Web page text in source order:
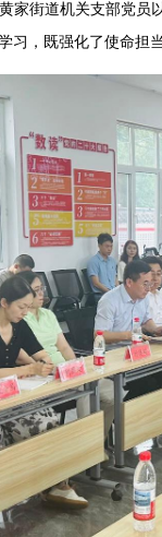
家街道机关支部党
习，既强化了使命担